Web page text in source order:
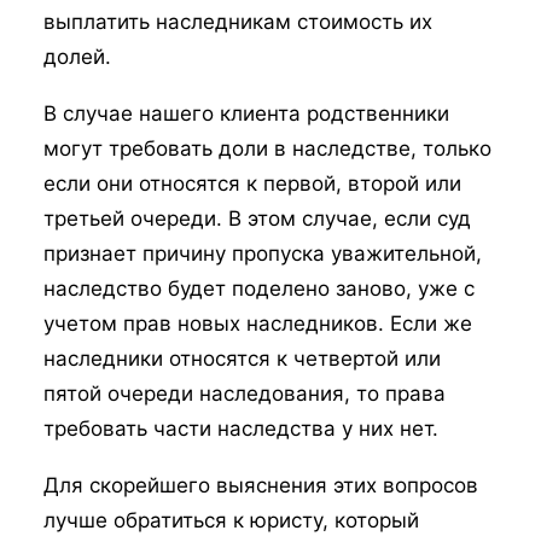
выплатить наследникам стоимость их
долей.
В случае нашего клиента родственники
могут требовать доли в наследстве, только
если они относятся к первой, второй или
третьей очереди. В этом случае, если суд
признает причину пропуска уважительной,
наследство будет поделено заново, уже с
учетом прав новых наследников. Если же
наследники относятся к четвертой или
пятой очереди наследования, то права
требовать части наследства у них нет.
Для скорейшего выяснения этих вопросов
лучше обратиться к юристу, который